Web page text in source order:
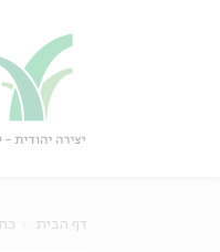
דף הבית